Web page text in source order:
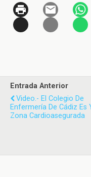
Entrada Anterior
Video.- El Colegio De
Enfermería De Cádiz Es
Zona Cardioasegurada